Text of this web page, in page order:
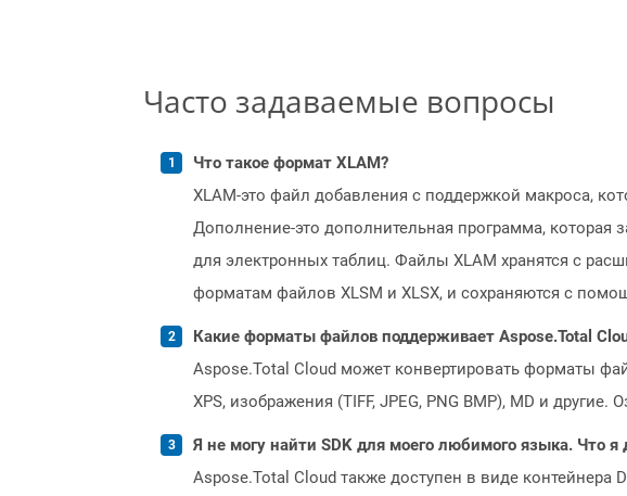
Часто задаваемые вопросы
Что такое формат XLAM?
XLAM-это файл добавления с поддержкой макроса,
Дополнение-это дополнительная программа, которая
для электронных таблиц. Файлы XLAM хранятся с
форматам файлов XLSM и XLSX, и сохраняются с
Какие форматы файлов поддерживает Aspose.Total
Aspose.Total Cloud может конвертировать форматы
XPS, изображения (TIFF, JPEG, PNG BMP), MD и
Я не могу найти SDK для моего любимого языка. Что я
Aspose.Total Cloud также доступен в виде контейнера